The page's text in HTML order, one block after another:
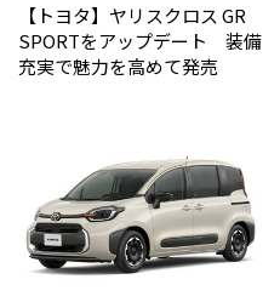
【トヨタ】ヤリスクロス GR
SPORTをアップデート 装備
充実で魅力を高めて発売